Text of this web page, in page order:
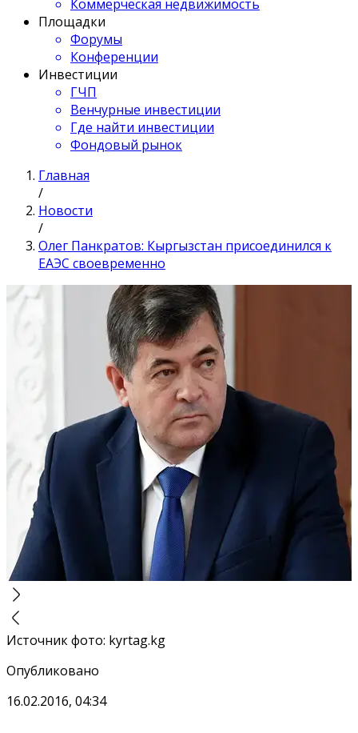
Коммерческая недвижимость
Площадки
Форумы
Конференции
Инвестиции
ГЧП
Венчурные инвестиции
Где найти инвестиции
Фондовый рынок
Главная
/
Новости
/
Олег Панкратов: Кыргызстан присоединился к
ЕАЭС своевременно
Источник фото: kyrtag.kg
Опубликовано
16.02.2016, 04:34